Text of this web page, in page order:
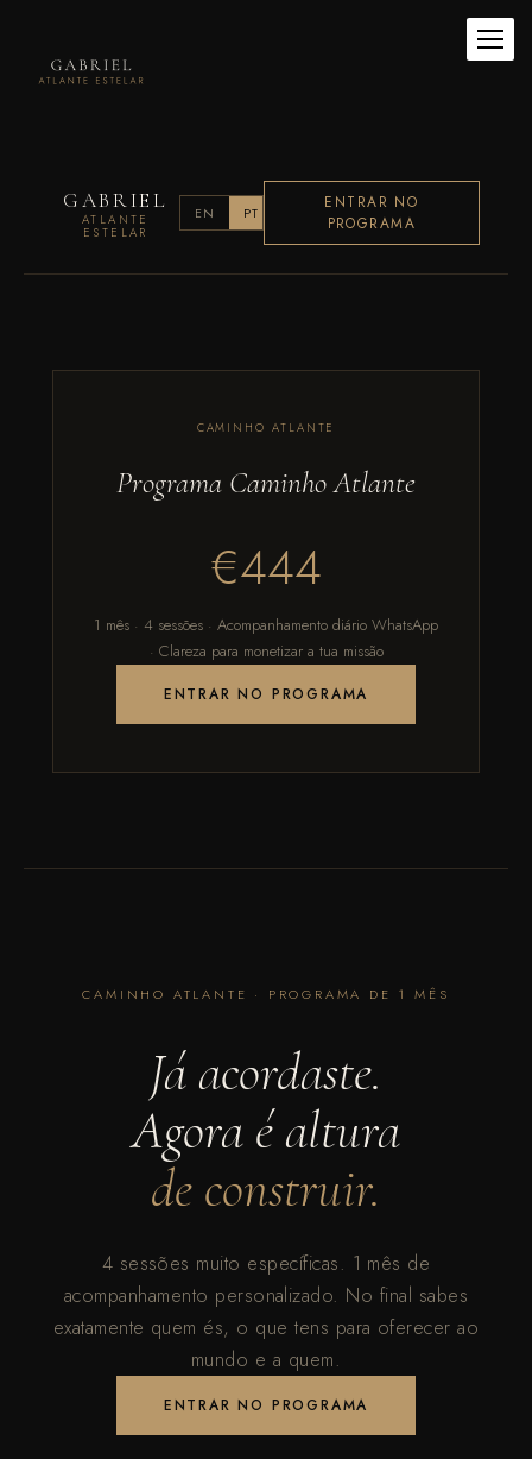
GABRIEL
ATLANTE
ESTELAR
EN PT
ENTRAR NO
PROGRAMA
CAMINHO ATLANTE
Programa Caminho Atlante
€444
1 mês · 4 sessões · Acompanhamento diário WhatsApp
· Clareza para monetizar a tua missão
ENTRAR NO PROGRAMA
CAMINHO ATLANTE · PROGRAMA DE 1 MÊS
Já acordaste.
Agora é altura
de construir.
4 sessões muito específicas. 1 mês de
acompanhamento personalizado. No final sabes
exatamente quem és, o que tens para oferecer ao
mundo e a quem.
ENTRAR NO PROGRAMA